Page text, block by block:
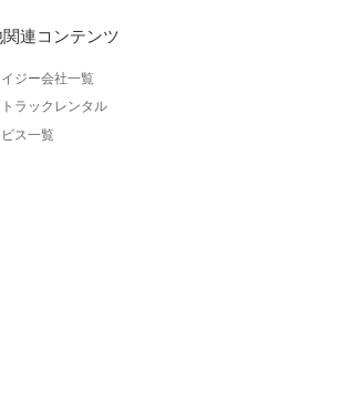
連コンテンツ
ジー会社一覧
ラックレンタル
ス一覧